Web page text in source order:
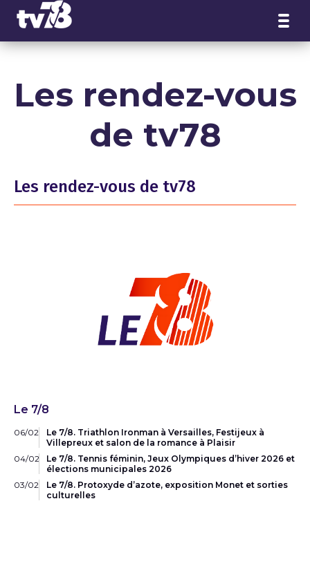
Les rendez-vous
de tv78
Les rendez-vous de tv78
Le 7/8
06/02
Le 7/8. Triathlon Ironman à Versailles, Festijeux à
Villepreux et salon de la romance à Plaisir
04/02
Le 7/8. Tennis féminin, Jeux Olympiques d’hiver 2026 et
élections municipales 2026
03/02
Le 7/8. Protoxyde d’azote, exposition Monet et sorties
culturelles
Panneau de gestion des cookies